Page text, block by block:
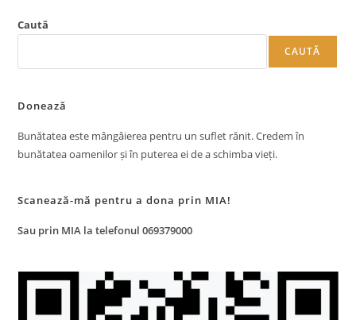
Caută
CAUTĂ
Donează
Bunătatea este mângâierea pentru un suflet rănit. Credem în
bunătatea oamenilor și în puterea ei de a schimba vieți.
Scanează-mă pentru a dona prin MIA!
Sau prin MIA la telefonul 069379000